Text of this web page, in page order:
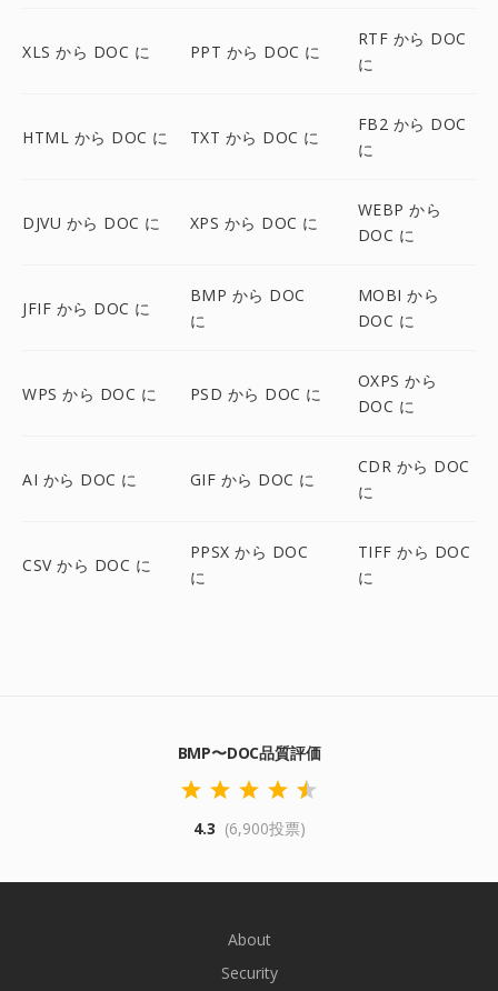
XLS から DOC に PPT から DOC に
RTF から DOC
に
HTML から DOC に TXT から DOC に
FB2 から DOC
に
DJVU から DOC に XPS から DOC に
WEBP から
DOC に
JFIF から DOC に
BMP から DOC
に
MOBI から
DOC に
WPS から DOC に PSD から DOC に
OXPS から
DOC に
AI から DOC に GIF から DOC に
CDR から DOC
に
CSV から DOC に
PPSX から DOC
に
TIFF から DOC
に
BMP〜DOC品質評価
4.3 (6,900投票)
About
Security